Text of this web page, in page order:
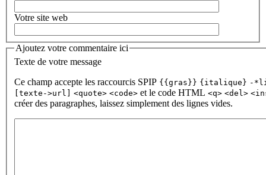
Votre site web
Ajoutez votre commentaire ici
Texte de votre message
Ce champ accepte les raccourcis SPIP {{gras}} {italique} -
[texte->url]
<quote> <code> et le code HTML <q> <del>
créer des paragraphes, laissez simplement des lignes vides.